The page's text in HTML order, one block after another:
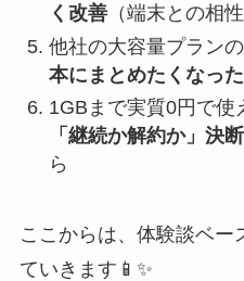
く改善（端末との相性
他社の大容量プラン
本にまとめたくなった
1GBまで実質0円で使
「継続か解約か」決
ら
ここからは、体験談ベー
ていきます📱✨